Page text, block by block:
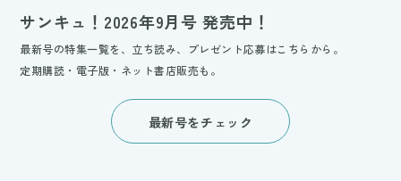
サンキュ！2026年9月号 発売中！
最新号の特集一覧を、立ち読み、プレゼント応募はこちらから。
定期購読・電子版・ネット書店販売も。
最新号をチェック